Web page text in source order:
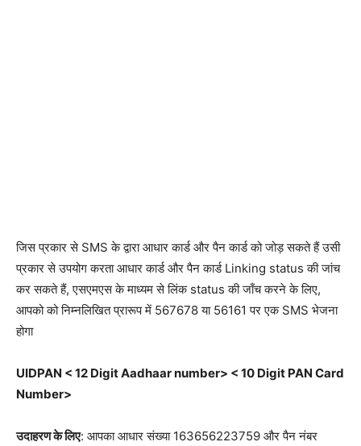
जिस प्रकार से SMS के द्वारा आधार कार्ड और पैन कार्ड को जोड़ सकते हैं उसी
प्रकार से उपयोग करता आधार कार्ड और पैन कार्ड Linking status की जांच
कर सकते हैं, एसएमएस के माध्यम से लिंक status की जाँच करने के लिए,
आपको को निम्नलिखित प्रारूप में 567678 या 56161 पर एक SMS भेजना
होगा
UIDPAN < 12 Digit Aadhaar number> < 10 Digit PAN Card
Number>
उदाहरण के लिए: आपका आधार संख्या 163656223759 और पैन नंबर